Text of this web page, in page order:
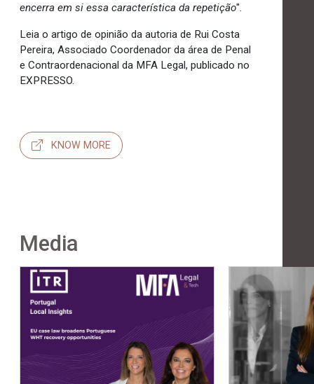
encerra em si essa característica da repetição".
Leia o artigo de opinião da autoria de Rui Costa
Pereira, Associado Coordenador da área de Penal
e Contraordenacional da MFA Legal, publicado no
EXPRESSO.
KNOW MORE
Media